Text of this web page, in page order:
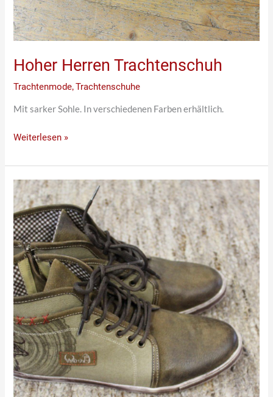
Hoher Herren Trachtenschuh
Trachtenmode,Trachtenschuhe
Mit sarker Sohle. In verschiedenen Farben erhältlich.
Weiterlesen »
Cooler
Herren
Trachtenschuh